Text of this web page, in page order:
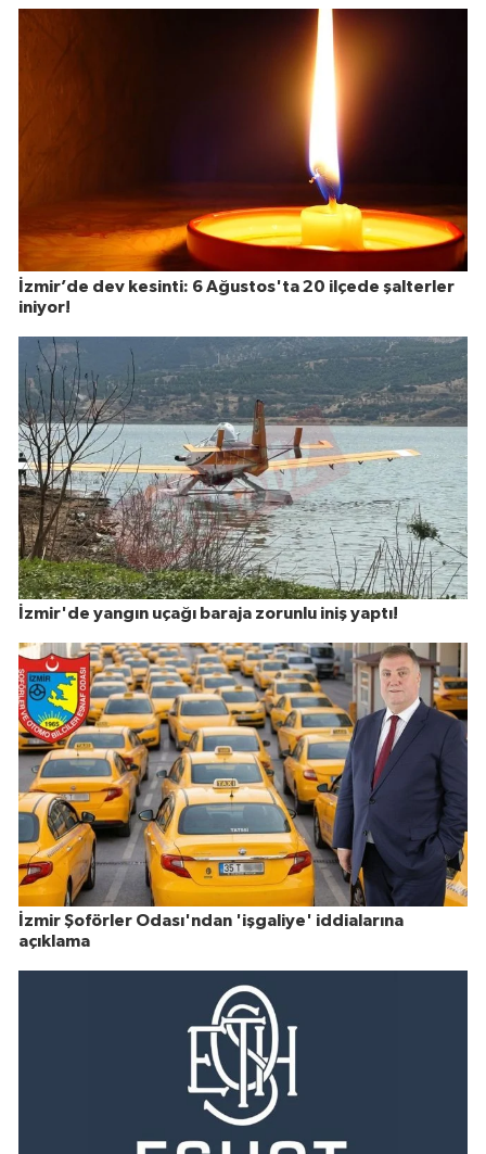
İzmir’de dev kesinti: 6 Ağustos'ta 20 ilçede şalterler
iniyor!
İzmir'de yangın uçağı baraja zorunlu iniş yaptı!
İzmir Şoförler Odası'ndan 'işgaliye' iddialarına
açıklama